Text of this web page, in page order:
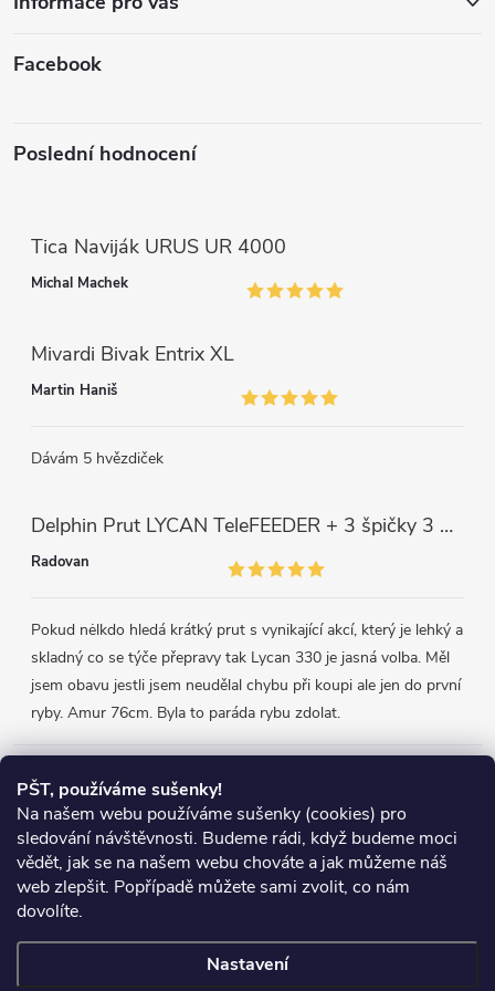
PŠT, používáme sušenky!
Na našem webu používáme sušenky (cookies) pro
sledování návštěvnosti. Budeme rádi, když budeme moci
vědět, jak se na našem webu chováte a jak můžeme náš
web zlepšit. Popřípadě můžete sami zvolit, co nám
dovolíte.
Nastavení
y
v
p
s
u
Facebook
Poslední hodnocení
Tica Naviják URUS UR 4000
Michal Machek
Mivardi Bivak Entrix XL
Martin Haniš
Dávám 5 hvězdiček
Delphin Prut LYCAN TeleFEEDER + 3 špičky 3 m, 80 g
Radovan
Pokud nėlkdo hledá krátký prut s vynikající akcí, který je lehký a
skladný co se týče přepravy tak Lycan 330 je jasná volba. Měl
jsem obavu jestli jsem neudělal chybu při koupi ale jen do první
ryby. Amur 76cm. Byla to paráda rybu zdolat.
Přijímáme online platby
Heureka.cz Obchodní podmínky
Reklamace